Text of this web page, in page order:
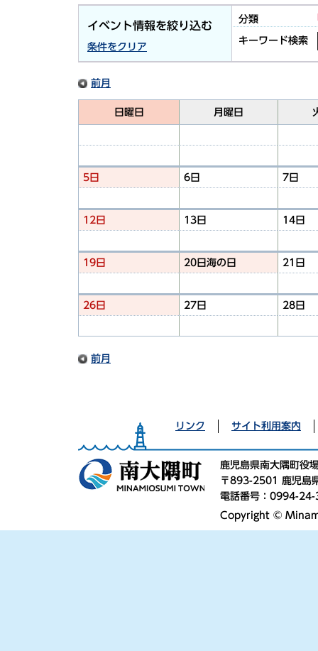
イベント情報を絞り込む
条件をクリア
分類
キーワード検索
前月
日曜日 月曜日
5日 6日 7日
12日 13日 14日
19日 20日 海の日 21日
26日 27日 28日
前月
リンク サイト利用案内
鹿児島県南大隅町役
〒893-2501 鹿児島
電話番号：0994-
Copyright ©